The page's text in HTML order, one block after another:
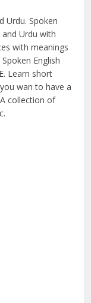
Urdu. Spoken
Urdu with
with meanings
English
Learn short
wan to have a
collection of